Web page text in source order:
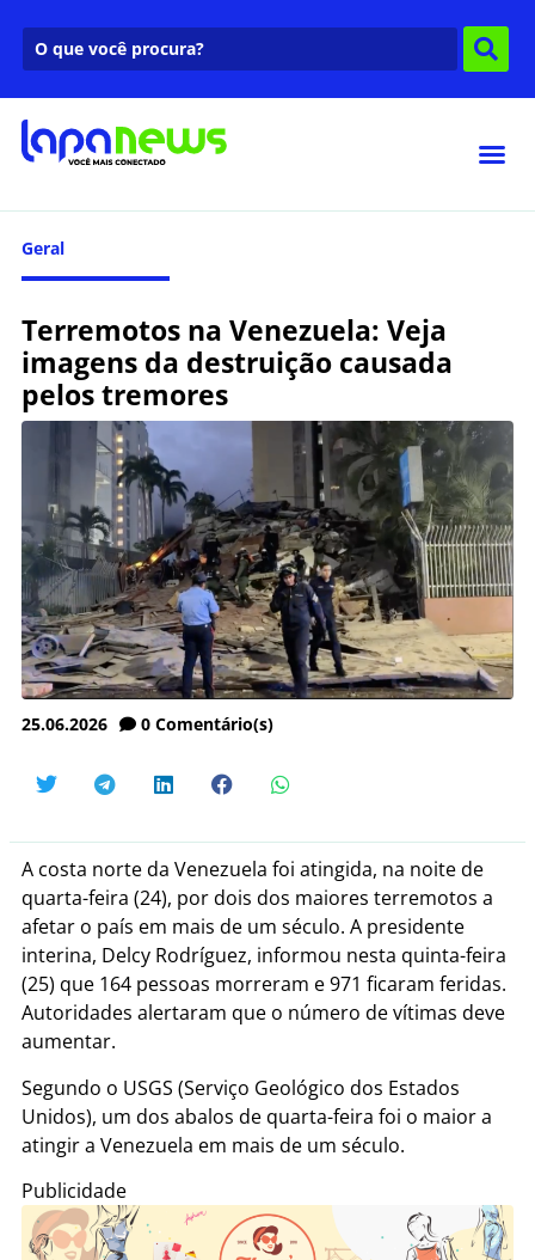
Geral
Terremotos na Venezuela: Veja
imagens da destruição causada
pelos tremores
25.06.2026 0 Comentário(s)
A costa norte da Venezuela foi atingida, na noite de
quarta-feira (24), por dois dos maiores terremotos a
afetar o país em mais de um século. A presidente
interina, Delcy Rodríguez, informou nesta quinta-feira
(25) que 164 pessoas morreram e 971 ficaram feridas.
Autoridades alertaram que o número de vítimas deve
aumentar.
Segundo o USGS (Serviço Geológico dos Estados
Unidos), um dos abalos de quarta-feira foi o maior a
atingir a Venezuela em mais de um século.
Publicidade